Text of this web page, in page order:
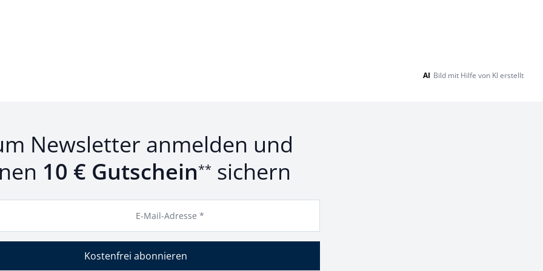
AI Bild mit Hilfe von KI erstellt
Newsletter anmelden und
10 € Gutschein** sichern
E-Mail-Adresse *
Kostenfrei abonnieren